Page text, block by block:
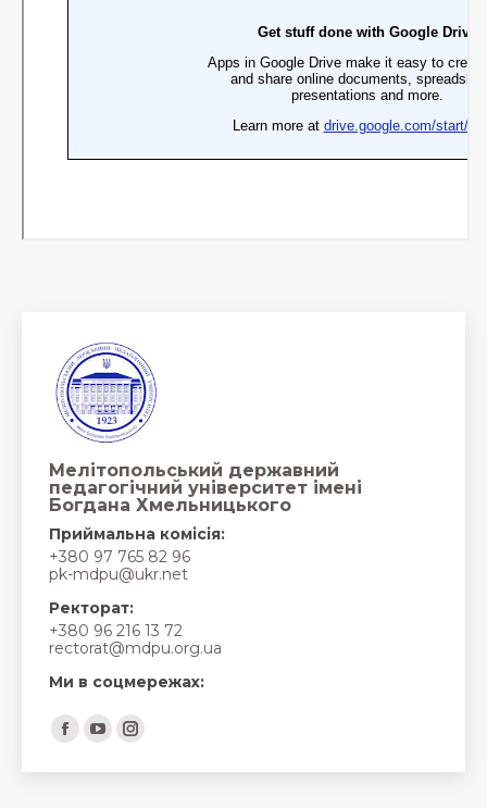
Мелітопольський державний
педагогічний університет імені
Богдана Хмельницького
Приймальна комісія:
+380 97 765 82 96
pk-mdpu@ukr.net
Ректорат:
+380 96 216 13 72
rectorat@mdpu.org.ua
Ми в соцмережах:
Find us on:
Facebook
page
YouTube
page
Instagram
page